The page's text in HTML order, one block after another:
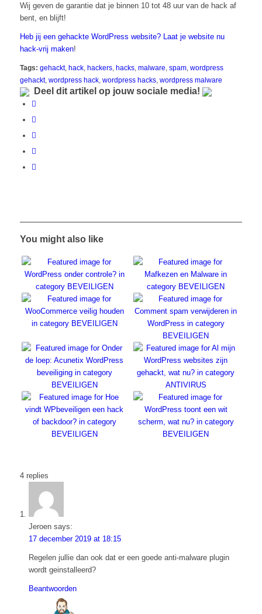
Wij geven de garantie dat je binnen 10 tot 48 uur van de hack af
bent, en blijft!
Heb jij een gehackte WordPress website? Laat je website nu
hack-vrij maken!
Tags: gehackt, hack, hackers, hacks, malware spam, wordpress
gehackt, wordpress hack, wordpress hacks, wordpress malware
Deel dit artikel op jouw sociale media!
You might also like
4 replies
Jeroen says:
17 december 2019 at 18:15
Regelen jullie dan ook dat er een goede anti-malware plugin
wordt geinstalleerd?
Beantwoorden